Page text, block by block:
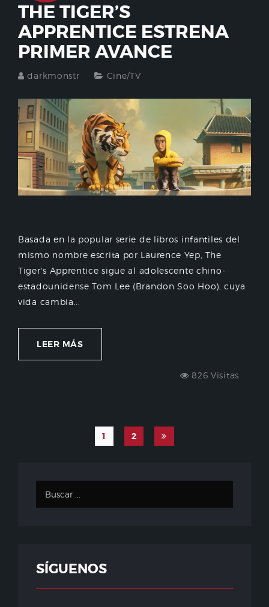
THE TIGER’S
APPRENTICE ESTRENA
PRIMER AVANCE
darkmonstr Cine/TV
Basada en la popular serie de libros infantiles del
mismo nombre escrita por Laurence Yep, The
Tiger's Apprentice sigue al adolescente chino-
estadounidense Tom Lee (Brandon Soo Hoo), cuya
vida cambia...
LEER MÁS
826 Visitas
1 2
SÍGUENOS